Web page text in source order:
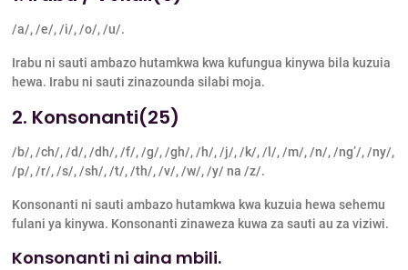
/a/, /e/, /i/, /o/, /u/.
Irabu ni sauti ambazo hutamkwa kwa kufungua kinywa bila kuzuia
hewa. Irabu ni sauti zinazounda silabi moja.
2. Konsonanti(25)
/b/, /ch/, /d/, /dh/, /f/, /g/, /gh/, /h/, /j/, /k/, /l/, /m/, /n/, /ng’/, /ny/,
/p/, /r/, /s/, /sh/, /t/, /th/, /v/, /w/, /y/ na /z/.
Konsonanti ni sauti ambazo hutamkwa kwa kuzuia hewa sehemu
fulani ya kinywa. Konsonanti zinaweza kuwa za sauti au za viziwi.
Konsonanti ni aina mbili.